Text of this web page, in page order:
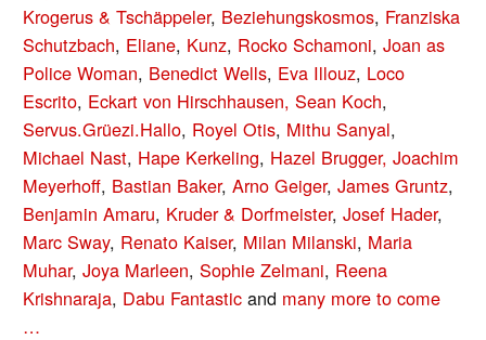
Krogerus & Tschäppeler, Beziehungskosmos, Franziska
Schutzbach, Eliane, Kunz, Rocko Schamoni,Joan as
Police Woman, Benedict Wells, Eva Illouz, Loco
Escrito, Eckart von Hirschhausen, Sean Koch,
Servus.Grüezi.Hallo, Royel Otis, Mithu Sanyal,
Michael Nast, Hape Kerkeling, Hazel Brugger, Joachim
Meyerhoff, Bastian Baker,Arno Geiger,James Gruntz,
Benjamin Amaru, Kruder & Dorfmeister,Josef Hader,
Marc Sway, Renato Kaiser, Milan Milanski, Maria
Muhar,Joya Marleen,Sophie Zelmani, Reena
Krishnaraja, Dabu Fantastic and many more to come
…